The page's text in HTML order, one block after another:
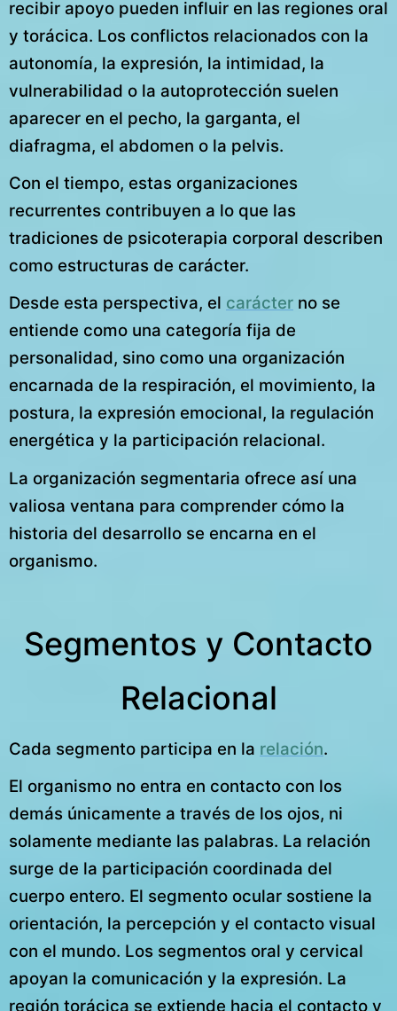
recibir apoyo pueden influir en las regiones oral
y torácica. Los conflictos relacionados con la
autonomía, la expresión, la intimidad, la
vulnerabilidad o la autoprotección suelen
aparecer en el pecho, la garganta, el
diafragma, el abdomen o la pelvis.
Con el tiempo, estas organizaciones
recurrentes contribuyen a lo que las
tradiciones de psicoterapia corporal describen
como estructuras de carácter.
Desde esta perspectiva, el carácter no se
entiende como una categoría fija de
personalidad, sino como una organización
encarnada de la respiración, el movimiento, la
postura, la expresión emocional, la regulación
energética y la participación relacional.
La organización segmentaria ofrece así una
valiosa ventana para comprender cómo la
historia del desarrollo se encarna en el
organismo.
Segmentos y Contacto
Relacional
Cada segmento participa en la relación.
El organismo no entra en contacto con los
demás únicamente a través de los ojos, ni
solamente mediante las palabras. La relación
surge de la participación coordinada del
cuerpo entero. El segmento ocular sostiene la
orientación, la percepción y el contacto visual
con el mundo. Los segmentos oral y cervical
apoyan la comunicación y la expresión. La
región torácica se extiende hacia el contacto y